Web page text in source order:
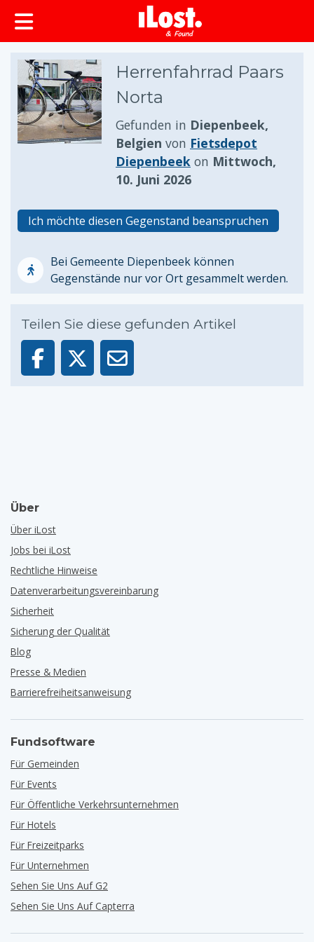
springen
Herrenfahrrad Paars
Norta
Gefunden in Diepenbeek,
Belgien von Fietsdepot
Diepenbeek on Mittwoch,
10. Juni 2026
Ich möchte diesen Gegenstand beanspruchen
Bei Gemeente Diepenbeek können
Gegenstände nur vor Ort gesammelt werden.
Teilen Sie diese gefunden Artikel
Über
Über iLost
Jobs bei iLost
Rechtliche Hinweise
Datenverarbeitungsvereinbarung
Sicherheit
Sicherung der Qualität
Blog
Presse & Medien
Barrierefreiheitsanweisung
Fundsoftware
Für Gemeinden
Für Events
Für Öffentliche Verkehrsunternehmen
Für Hotels
Für Freizeitparks
Für Unternehmen
Sehen Sie Uns Auf G2
Sehen Sie Uns Auf Capterra